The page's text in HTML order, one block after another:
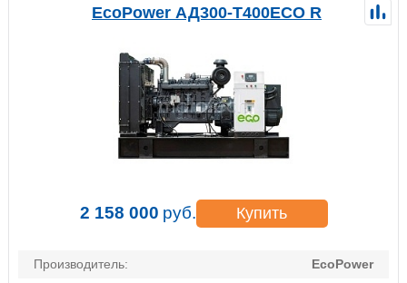
EcoPower АД300-T400ECO R
2 158 000 руб. Купить
Производитель:
EcoPower